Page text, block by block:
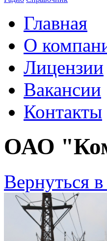
Главная
О
Лицензии
Вакансии
Контакты
ОАО
Вернуться